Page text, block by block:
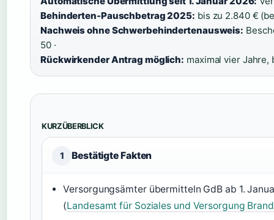
Behinderten-Pauschbetrag 2025: bis zu 2.840 €
Nachweis ohne Schwerbehindertenausweis:
50 ·
Rückwirkender Antrag möglich: maximal vier
KURZÜBERBLICK
1 Bestätigte Fakten
Versorgungsämter übermitteln GdB ab 1.
(Landesamt für Soziales und Versorgung